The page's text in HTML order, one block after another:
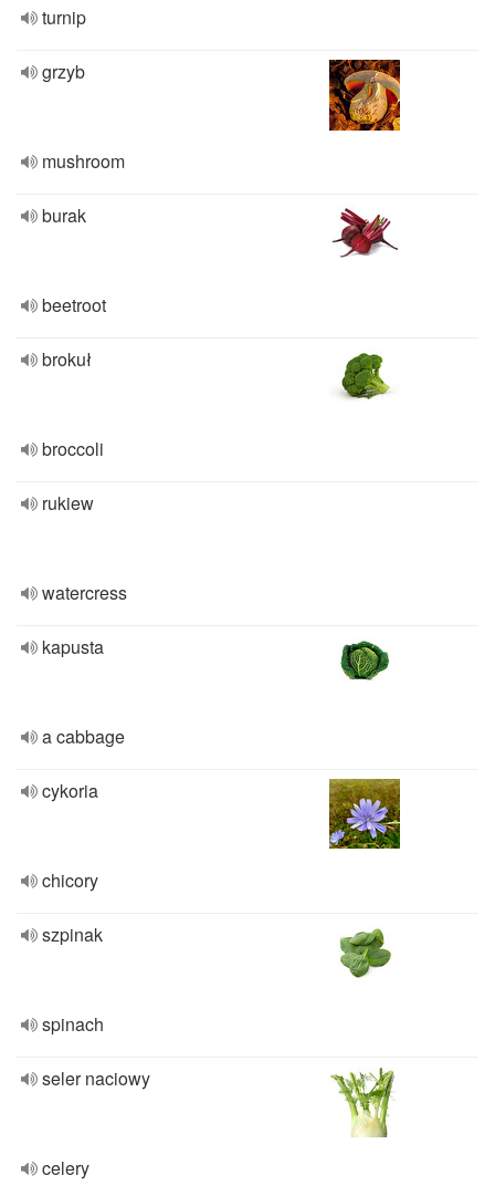
turnip
grzyb
mushroom
burak
beetroot
brokuł
broccoli
rukiew
watercress
kapusta
a cabbage
cykoria
chicory
szpinak
spinach
seler naciowy
celery